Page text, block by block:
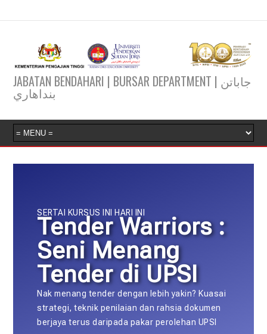
JABATAN BENDAHARI | BURSAR DEPARTMENT | جاباتن
بنداهاري
SERTAI KURSUS INI HARI INI
Tender Warriors :
Seni Menang
Tender di UPSI
Nak menang tender dengan lebih yakin? Kuasai
strategi, teknik penilaian dan rahsia dokumen
berjaya terus daripada pakar perolehan UPSI